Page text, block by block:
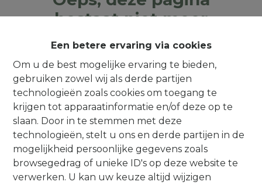
Een betere ervaring via cookies
Om u de best mogelijke ervaring te bieden,
gebruiken zowel wij als derde partijen
technologieën zoals cookies om toegang te
krijgen tot apparaatinformatie en/of deze op te
slaan. Door in te stemmen met deze
technologieën, stelt u ons en derde partijen in de
mogelijkheid persoonlijke gegevens zoals
browsegedrag of unieke ID's op deze website te
verwerken. U kan uw keuze altijd wijzigen
bestaat niet meer
Te koop Te huur
Contact